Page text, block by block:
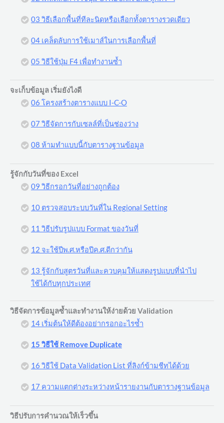
03 วิธีเลือกพื้นที่ทีละนิดหรือเลือกทั้งตารางรวดเดียว
04 เคล็ดลับการใช้เมาส์ในการเลือกพื้นที่
05 วิธีใช้ปุ่ม F4 เพื่อทำงานซ้ำ
จะเก็บข้อมูล เริ่มยังไงดี
06 โครงสร้างตารางแบบ I-C-O
07 วิธีจัดการกับเซลล์ที่เป็นช่องว่าง
08 ห้ามทำแบบนี้กับตารางฐานข้อมูล
รู้จักกับวันที่ของ Excel
09 วิธีกรอกวันที่อย่างถูกต้อง
10 ตรวจสอบระบบวันที่ใน Regional Setting
11 วิธีปรับรูปแบบ Format ของวันที่
12 จะใช้ปีพ.ศ.หรือปีค.ศ.ดีกว่ากัน
13 รู้จักกับสูตรวันที่และควบคุมให้แสดงรูปแบบที่นำไป
ใช้ได้กับทุกประเทศ
วิธีจัดการข้อมูลซ้ำและทำงานให้ง่ายด้วย Validation
14 เริ่มต้นให้ดีต้องอย่ากรอกอะไรซ้ำ
15 วิธีใช้ Remove Duplicate
16 วิธีใช้ Data Validation List ที่ลิงก์ข้ามชีทได้ด้วย
17 ความแตกต่างระหว่างหน้ารายงานกับตารางฐานข้อมูล
วิธีปรับการคำนวณให้เร็วขึ้น